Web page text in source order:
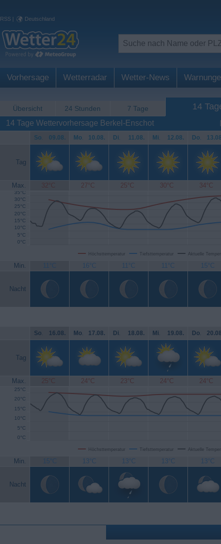
RSS | Deutschland
Vorhersage Wetterradar Wetter-News
Übersicht 24 Stunden 7 Tage 14
14 Tage Wettervorhersage Berkel-Enschot
So. 09.08. Mo. 10.08. Di. 11.08. Mi. 12.08. Do.
Tag
Max. 32°C 27°C 25°C 30°C 34°C
Höchsttemperatur Tiefsttemperatur Aktuelle
0°C
5°C
10°C
15°C
20°C
25°C
30°C
35°C
Min. 11°C 16°C 11°C 11°C 15°C
Nacht
So. 16.08. Mo. 17.08. Di. 18.08. Mi. 19.08. Do.
Tag
Max. 25°C 24°C 23°C 24°C 24°C
Höchsttemperatur Tiefsttemperatur Aktuelle
0°C
5°C
10°C
15°C
20°C
25°C
Min. 15°C 13°C 13°C 13°C 13°C
Nacht